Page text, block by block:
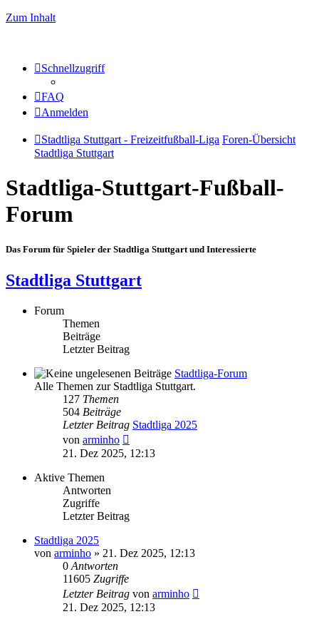
Zum Inhalt
Schnellzugriff
FAQ
Anmelden
Stadtliga Stuttgart - Freizeitfußball-Liga Foren-Übersicht
Stadtliga Stuttgart
Stadtliga-Stuttgart-Fußball-
Forum
Das Forum für Spieler der Stadtliga Stuttgart und Interessierte
Stadtliga Stuttgart
Forum
Themen
Beiträge
Letzter Beitrag
Stadtliga-Forum
Alle Themen zur Stadtliga Stuttgart.
127 Themen
504 Beiträge
Letzter Beitrag Stadtliga 2025
von arminho
Beitrag
21. Dez 2025, 12:13
Aktive Themen
Antworten
Zugriffe
Letzter Beitrag
Stadtliga 2025
von arminho » 21. Dez 2025, 12:13
0 Antworten
11605 Zugriffe
Letzter Beitrag von arminho
21. Dez 2025, 12:13